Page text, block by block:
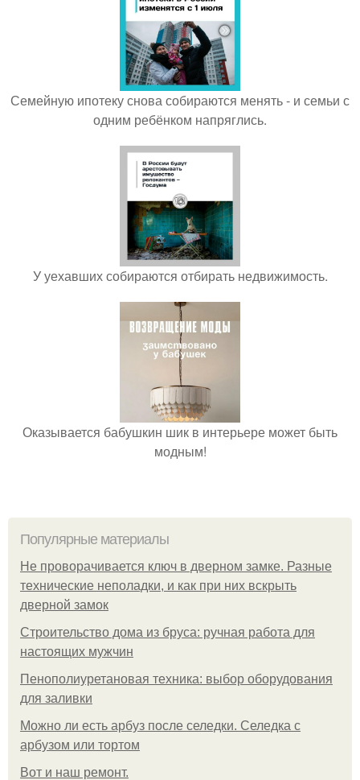
Семейную ипотеку снова собираются менять - и семьи с
одним ребёнком напряглись.
У уехавших собираются отбирать недвижимость.
Оказывается бабушкин шик в интерьере может быть
модным!
Популярные материалы
Не проворачивается ключ в дверном замке. Разные
технические неполадки, и как при них вскрыть
дверной замок
Строительство дома из бруса: ручная работа для
настоящих мужчин
Пенополиуретановая техника: выбор оборудования
для заливки
Можно ли есть арбуз после селедки. Селедка с
арбузом или тортом
Boт и наш ремoнт.